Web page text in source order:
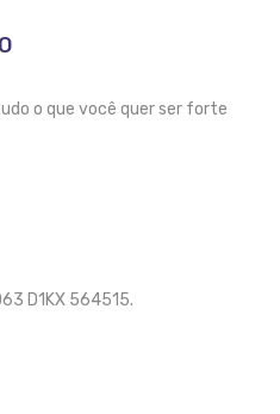
o que você quer ser forte
D1KX 564515.